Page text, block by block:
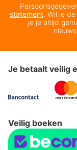
statement. Wil je
je je altijd
Je betaalt veilig
Veilig boeken